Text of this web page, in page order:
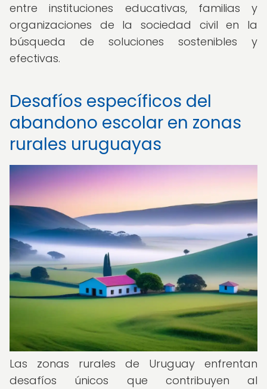
entre instituciones educativas, familias y
organizaciones de la sociedad civil en la
búsqueda de soluciones sostenibles y
efectivas.
Desafíos específicos del
abandono escolar en zonas
rurales uruguayas
Las zonas rurales de Uruguay enfrentan
desafíos únicos que contribuyen al